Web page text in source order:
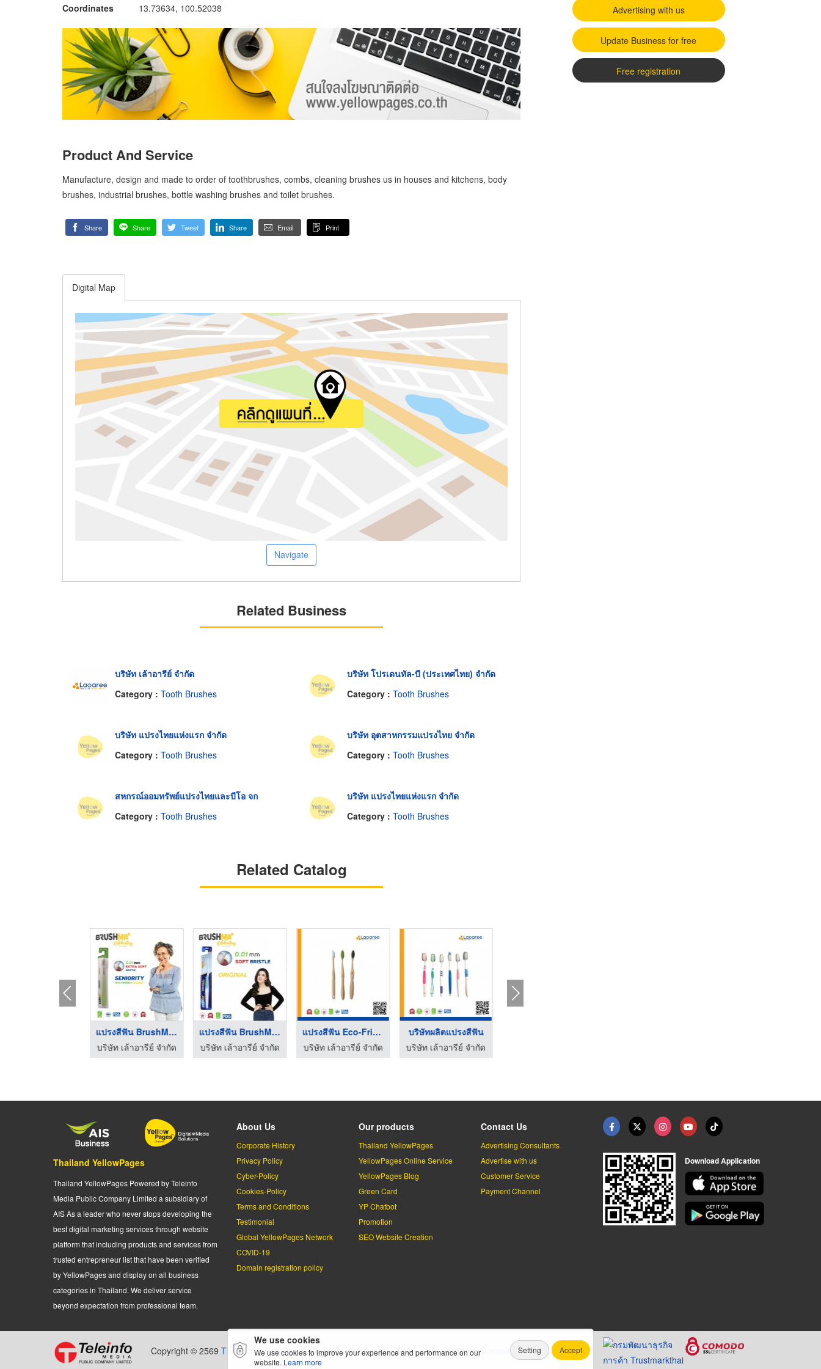
Coordinates 13.73634, 100.52038
Product And Service
Manufacture, design and made to order of toothbrushes, combs, cleaning brushes us in houses and kitchens, body
brushes, industrial brushes, bottle washing brushes and toilet brushes.
Share Share Tweet Share Email Print
Digital Map
Navigate
Related Business
บริษัท เล้าอารีย์ จำกัด
Category : Tooth Brushes
บริษัท โปรเดนทัล-บี (ประเทศไทย) จำกัด
Category : Tooth Brushes
บริษัท แปรงไทยแห่งแรก จำกัด
Category : Tooth Brushes
บริษัท อุตสาหกรรมแปรงไทย จำกัด
Category : Tooth Brushes
สหกรณ์ออมทรัพย์แปรงไทยและบีโอ จก
Category : Tooth Brushes
บริษัท แปรงไทยแห่งแรก จำกัด
Category : Tooth Brushes
Related Catalog
แปรงสีฟัน BrushMe Se ...
บริษัท เล้าอารีย์ จำกัด
แปรงสีฟัน BrushMe Or ...
บริษัท เล้าอารีย์ จำกัด
แปรงสีฟัน Eco-Friend ...
บริษัท เล้าอารีย์ จำกัด
บริษัทผลิตแปรงสีฟัน
บริษัท เล้าอารีย์ จำกัด
Advertising with us
Update Business for free
Free registration
Thailand YellowPages
Thailand YellowPages Powered by Teleinfo
Media Public Company Limited a subsidiary of
AIS As a leader who never stops developing the
best digital marketing services through website
platform that including products and services from
trusted entrepreneur list that have been verified
by YellowPages and display on all business
categories in Thailand. We deliver service
beyond expectation from professional team.
About Us
Corporate History
Privacy Policy
Cyber-Policy
Cookies-Policy
Terms and Conditions
Testimonial
Global YellowPages Network
COVID-19
Domain registration policy
Our products
Thailand YellowPages
YellowPages Online Service
YellowPages Blog
Green Card
YP Chatbot
Promotion
SEO Website Creation
Contact Us
Advertising Consultants
Advertise with us
Customer Service
Payment Channel
Download Application
Copyright © 2569 Thailand YellowPages.All rights reserved byTeleinfo Media Public Company Limited.
We use cookies
We use cookies to improve your experience and performance on our
website. Learn more
Setting Accept